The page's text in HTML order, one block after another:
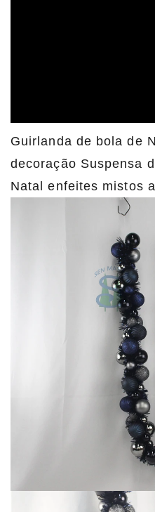
Guirlanda de bola de
decoração Suspensa
Natal enfeites mistos